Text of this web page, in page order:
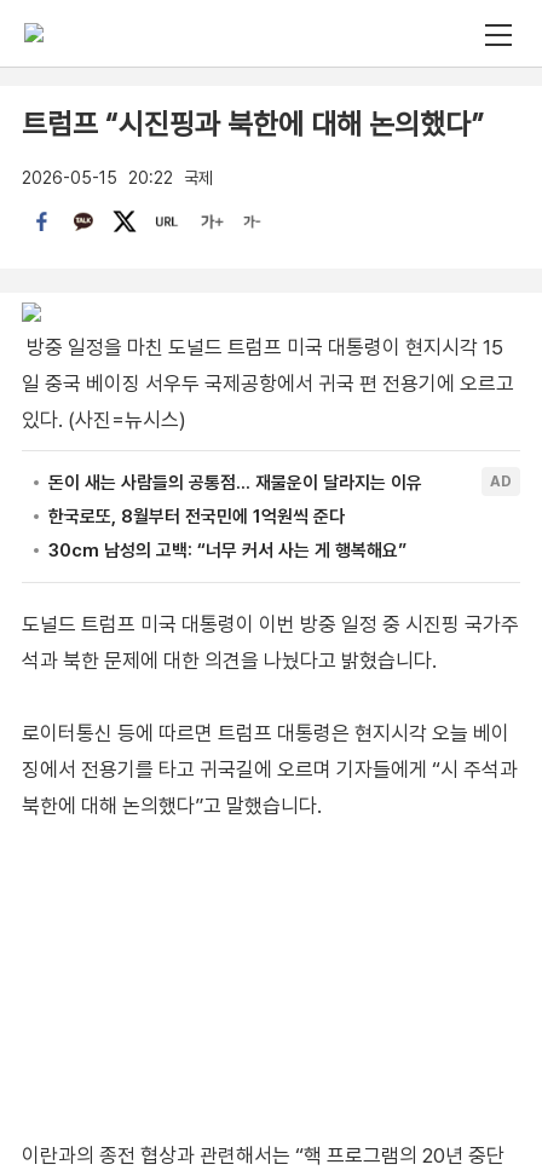
트럼프 “시진핑과 북한에 대해 논의했다”
2026-05-15 20:22 국제
방중 일정을 마친 도널드 트럼프 미국 대통령이 현지시각 15
일 중국 베이징 서우두 국제공항에서 귀국 편 전용기에 오르고
있다. (사진=뉴시스)
도널드 트럼프 미국 대통령이 이번 방중 일정 중 시진핑 국가주
석과 북한 문제에 대한 의견을 나눴다고 밝혔습니다.
로이터통신 등에 따르면 트럼프 대통령은 현지시각 오늘 베이
징에서 전용기를 타고 귀국길에 오르며 기자들에게 “시 주석과
북한에 대해 논의했다”고 말했습니다.
이란과의 종전 협상과 관련해서는 “핵 프로그램의 20년 중단